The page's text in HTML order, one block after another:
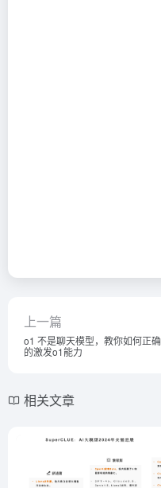
上一篇
o1 不是聊天模型，教你如何正确
的激发o1能力
相关文章